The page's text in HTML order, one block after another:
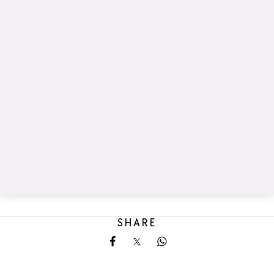
SHARE
Share on Facebook
Share on XShare on Whatsapp